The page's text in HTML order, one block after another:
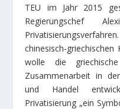
TEU im Jahr 2015
Regierungschef
chinesisch-
wolle die
Zusammenarbeit in
und Handel
Privatisierung „ein